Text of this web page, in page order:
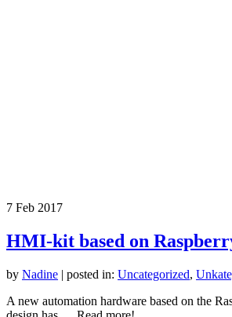
7 Feb 2017
HMI-kit based on
by Nadine | posted in: Uncategorized,
A new automation hardware based on the